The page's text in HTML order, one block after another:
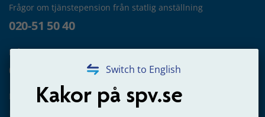
Switch to English
Kakor på spv.se
Frågor om tjänstepension från statlig anställning
020-51 50 40
Frågor om utbetalning
020-65 00 65
Kontakta oss